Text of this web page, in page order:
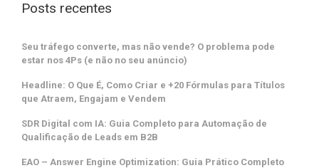
Posts recentes
Seu tráfego converte, mas não vende? O problema pode
estar nos 4Ps (e não no seu anúncio)
Headline: O Que É, Como Criar e +20 Fórmulas para Títulos
que Atraem, Engajam e Vendem
SDR Digital com IA: Guia Completo para Automação de
Qualificação de Leads em B2B
EAO – Answer Engine Optimization: Guia Prático Completo